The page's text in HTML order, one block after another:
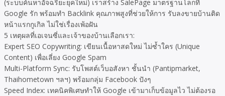
(ระบบค้นหาอัจฉริยะยุคใหม่) เราสร้าง SalePage มาตรฐานโลกที่
Google รัก พร้อมทำ Backlink คุณภาพสูงที่ช่วยให้การ รับลงขายบ้านติด
หน้าแรกกูเกิล ไม่ใช่เรื่องเพ้อฝัน
5 เหตุผลที่เอเจนซี่และเจ้าของบ้านเลือกเรา:
Expert SEO Copywriting: เขียนเนื้อหาสดใหม่ ไม่ซ้ำใคร (Unique
Content) เพื่อเลี่ยง Google Spam
Multi-Platform Sync: รับโพสต์เว็บอสังหา ชั้นนำ (Pantipmarket,
Thaihometown ฯลฯ) พร้อมกลุ่ม Facebook ปังๆ
Speed Index: เทคนิคพิเศษทำให้ Google เข้ามาเก็บข้อมูลไว ไม่ต้องรอ